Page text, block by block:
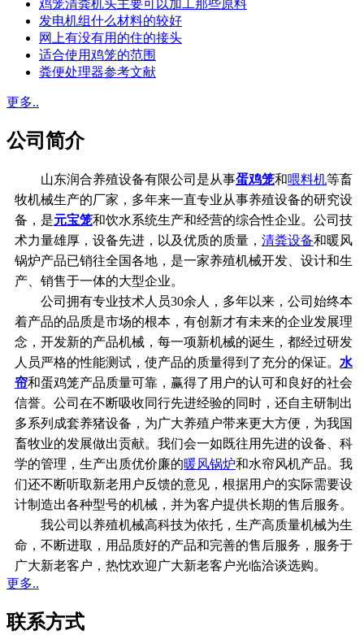
鸡笼清粪机头主要可以加工那些原料
发电机组什么材料的较好
网上有没有用的住的接头
适合使用鸡笼的范围
粪便处理器参考文献
更多..
公司简介
山东润合养殖设备有限公司是从事蛋鸡笼和喂料机等畜
牧机械生产的厂家，多年来一直专业从事养殖设备的研究设
备，是元宝笼和饮水系统生产和经营的综合性企业。公司技
术力量雄厚，设备先进，以及优质的质量， 清粪设备和暖风
锅炉产品已销往全国各地，是一家养殖机械开发、设计和生
产、销售于一体的大型企业。
公司拥有专业技术人员30余人，多年以来，公司始终本
着产品的品质是市场的根本，有创新才有未来的企业发展理
念，开发新的产品机械，每一项新机械的诞生，都经过研发
人员严格的性能测试，使产品的质量得到了充分的保证。 水
帘和蛋鸡笼产品质量可靠，赢得了用户的认可和良好的社会
信誉。公司在不断吸收同行先进经验的同时，还自主研制出
多系列成套养猪设备，为广大养殖户带来更大方便，为我国
畜牧业的发展做出贡献。我们会一如既往用先进的设备、科
学的管理，生产出质优价廉的暖风锅炉和水帘风机产品。我
们还不断听取新老用户反馈的意见，根据用户的实际需要设
计制造出各种型号的机械，并为客户提供长期的售后服务。
我公司以养殖机械高科技为依托，生产高质量机械为生
命，不断进取，用品质好的产品和完善的售后服务，服务于
广大新老客户，热忱欢迎广大新老客户光临洽谈选购。
更多..
联系方式